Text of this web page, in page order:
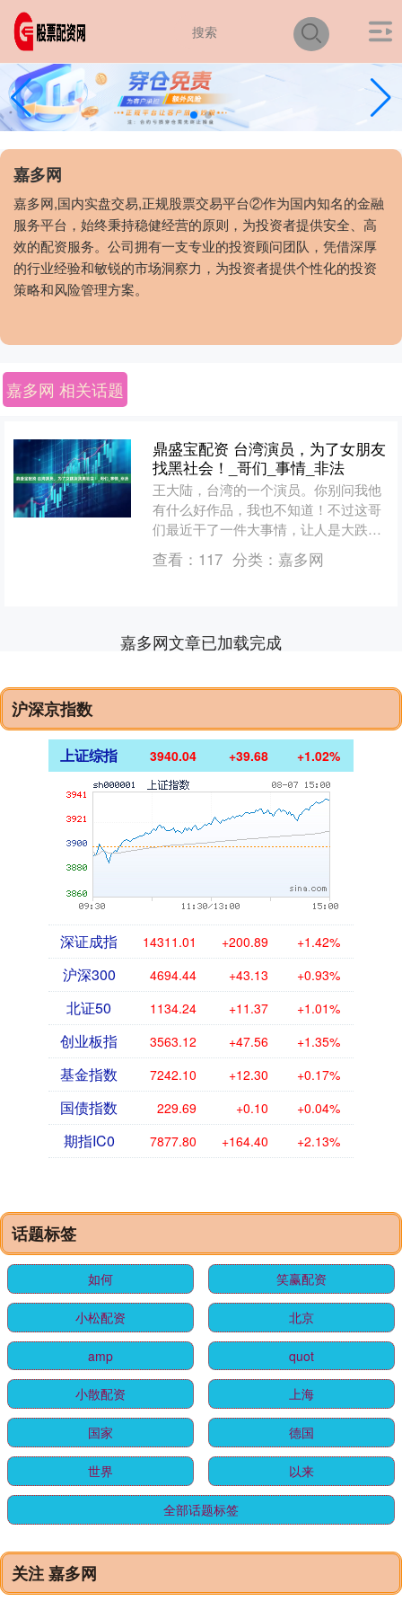
嘉多网
嘉多网,国内实盘交易,正规股票交易平台②作为国内知名的金融
服务平台，始终秉持稳健经营的原则，为投资者提供安全、高
效的配资服务。公司拥有一支专业的投资顾问团队，凭借深厚
的行业经验和敏锐的市场洞察力，为投资者提供个性化的投资
策略和风险管理方案。
嘉多网 相关话题
鼎盛宝配资 台湾演员，为了女朋友
找黑社会！_哥们_事情_非法
王大陆，台湾的一个演员。你别问我他
有什么好作品，我也不知道！不过这哥
们最近干了一件大事情，让人是大跌眼
镜！说是他那个女朋友和一个合伙人有
投资纠纷。不好解决，结果....
查看： 117 分类： 嘉多网
嘉多网文章已加载完成
沪深京指数
上证综指 3940.04 +39.68 +1.02%
深证成指 14311.01 +200.89 +1.42%
沪深300 4694.44 +43.13 +0.93%
北证50 1134.24 +11.37 +1.01%
创业板指 3563.12 +47.56 +1.35%
基金指数 7242.10 +12.30 +0.17%
国债指数 229.69 +0.10 +0.04%
期指IC0 7877.80 +164.40 +2.13%
话题标签
如何 笑赢配资
小松配资 北京
amp quot
小散配资 上海
国家 德国
世界 以来
全部话题标签
关注 嘉多网